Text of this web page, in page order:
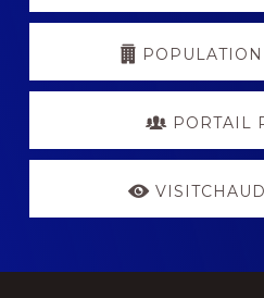
POPULATION
PORTAIL